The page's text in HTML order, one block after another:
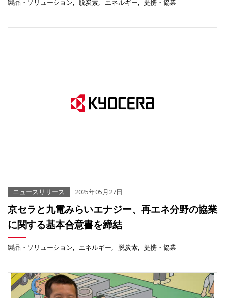
製品・ソリューション 脱炭素 エネルギー 提携・協業
ニュースリリース 2025年05月27日
京セラと九電みらいエナジー、再エネ分野の協業
に関する基本合意書を締結
製品・ソリューション エネルギー 脱炭素 提携・協業